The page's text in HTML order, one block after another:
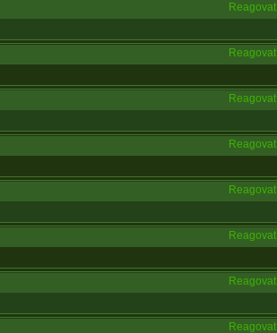
Reagovat
Reagovat
Reagovat
Reagovat
Reagovat
Reagovat
Reagovat
Reagovat